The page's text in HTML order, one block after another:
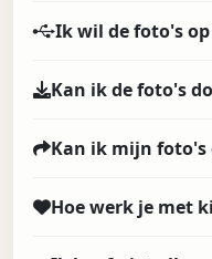
Ik wil de foto's op
Kan ik de foto's
Kan ik mijn foto's
Hoe werk je met